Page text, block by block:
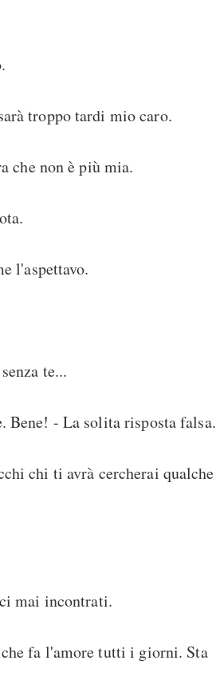
troppo tardi mio caro.
che non è più mia.
l'aspettavo.
te...
Bene! - La solita risposta falsa.
chi ti avrà cercherai qualche
mai incontrati.
fa l'amore tutti i giorni. Sta